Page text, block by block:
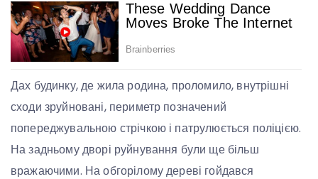
Дах будинку, де жила родина, проломило, внутрішні
сходи зруйновані, периметр позначений
попереджувальною стрічкою і патрулюється поліцією.
На задньому дворі руйнування були ще більш
вражаючими. На обгорілому дереві гойдався